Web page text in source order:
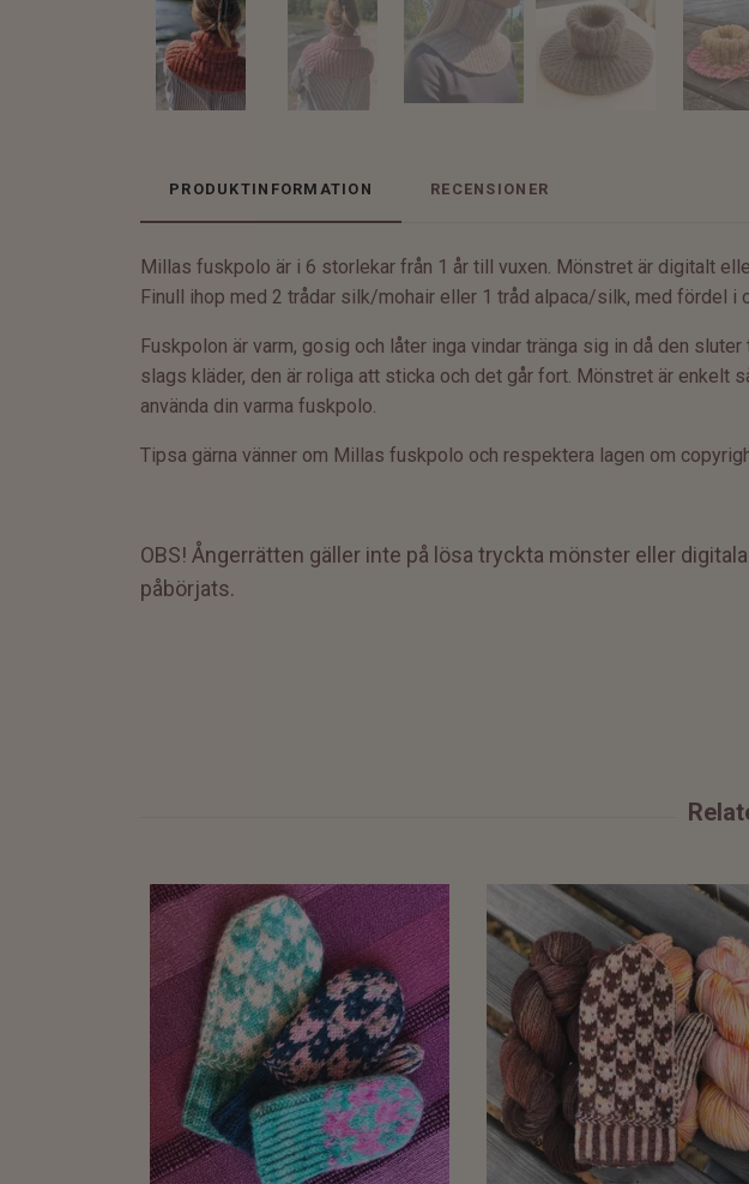
PRODUKTINFORMATION RECENSIONER
Millas fuskpolo är i 6 storlekar från 1 år till vuxen. Mönstret är digitalt
Finull ihop med 2 trådar silk/mohair eller 1 tråd alpaca/silk, med fördel i
Fuskpolon är varm, gosig och låter inga vindar tränga sig in då den
slags kläder, den är roliga att sticka och det går fort. Mönstret är enkelt
använda din varma fuskpolo.
Tipsa gärna vänner om Millas fuskpolo och respektera lagen om
OBS! Ångerrätten gäller inte på lösa tryckta mönster eller
påbörjats.